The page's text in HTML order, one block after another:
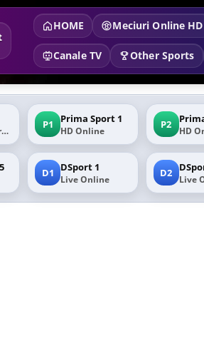
HOME Meciuri Online HD
Canale TV Other Sports
Program & Stream P1 Prima Sport 1
HD Online P2 HD
D1 DSport 1
Live Online D2 Live